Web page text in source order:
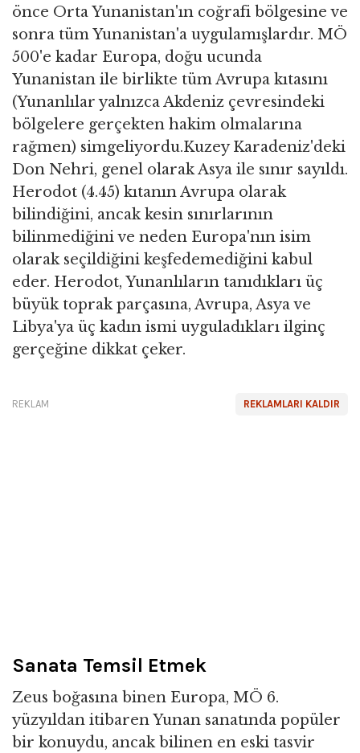
önce Orta Yunanistan'ın coğrafi bölgesine ve
sonra tüm Yunanistan'a uygulamışlardır. MÖ
500'e kadar Europa, doğu ucunda
Yunanistan ile birlikte tüm Avrupa kıtasını
(Yunanlılar yalnızca Akdeniz çevresindeki
bölgelere gerçekten hakim olmalarına
rağmen) simgeliyordu.Kuzey Karadeniz'deki
Don Nehri, genel olarak Asya ile sınır sayıldı.
Herodot (4.45) kıtanın Avrupa olarak
bilindiğini, ancak kesin sınırlarının
bilinmediğini ve neden Europa'nın isim
olarak seçildiğini keşfedemediğini kabul
eder. Herodot, Yunanlıların tanıdıkları üç
büyük toprak parçasına, Avrupa, Asya ve
Libya'ya üç kadın ismi uyguladıkları ilginç
gerçeğine dikkat çeker.
REKLAMLARI KALDIR
REKLAM
Sanata Temsil Etmek
Zeus boğasına binen Europa, MÖ 6.
yüzyıldan itibaren Yunan sanatında popüler
bir konuydu, ancak bilinen en eski tasvir